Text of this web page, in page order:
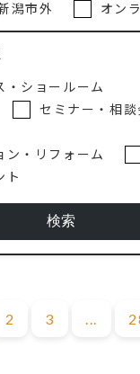
潟市外 オン
・ショールーム
セミナー・相談
ン・リフォーム
ト
2 3 ...